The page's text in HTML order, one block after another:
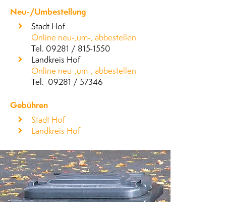
Neu-/Umbestellung
Stadt Hof
Online neu-,um-, abbestellen
Tel. 09281 / 815-1550
Landkreis Hof
Online neu-,um-, abbestellen
Tel. 09281 / 57346
Gebühren
Stadt Hof
Landkreis Hof